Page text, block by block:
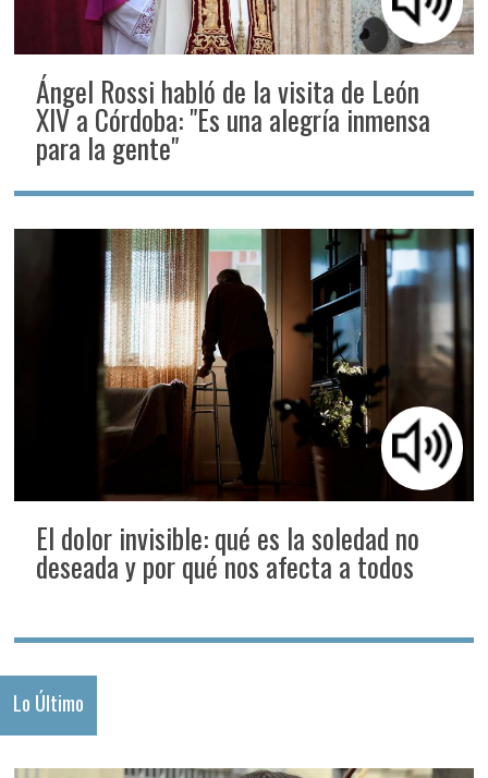
Ángel Rossi habló de la visita de León
XIV a Córdoba: "Es una alegría inmensa
para la gente"
El dolor invisible: qué es la soledad no
deseada y por qué nos afecta a todos
Lo Último